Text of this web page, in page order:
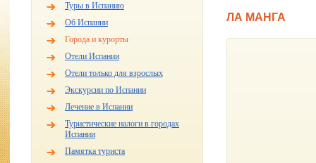
Туры в Испанию
Об Испании
Города и курорты
Отели Испании
Отели только для взрослых
Экскурсии по Испании
Лечение в Испании
Туристические налоги в городах
Испании
Памятка туриста
ЛА МАНГА